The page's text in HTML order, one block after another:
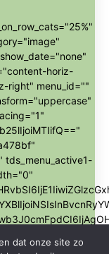
horiz-
right" menu_id=""
tds_menu_active1-
dat onze site zo